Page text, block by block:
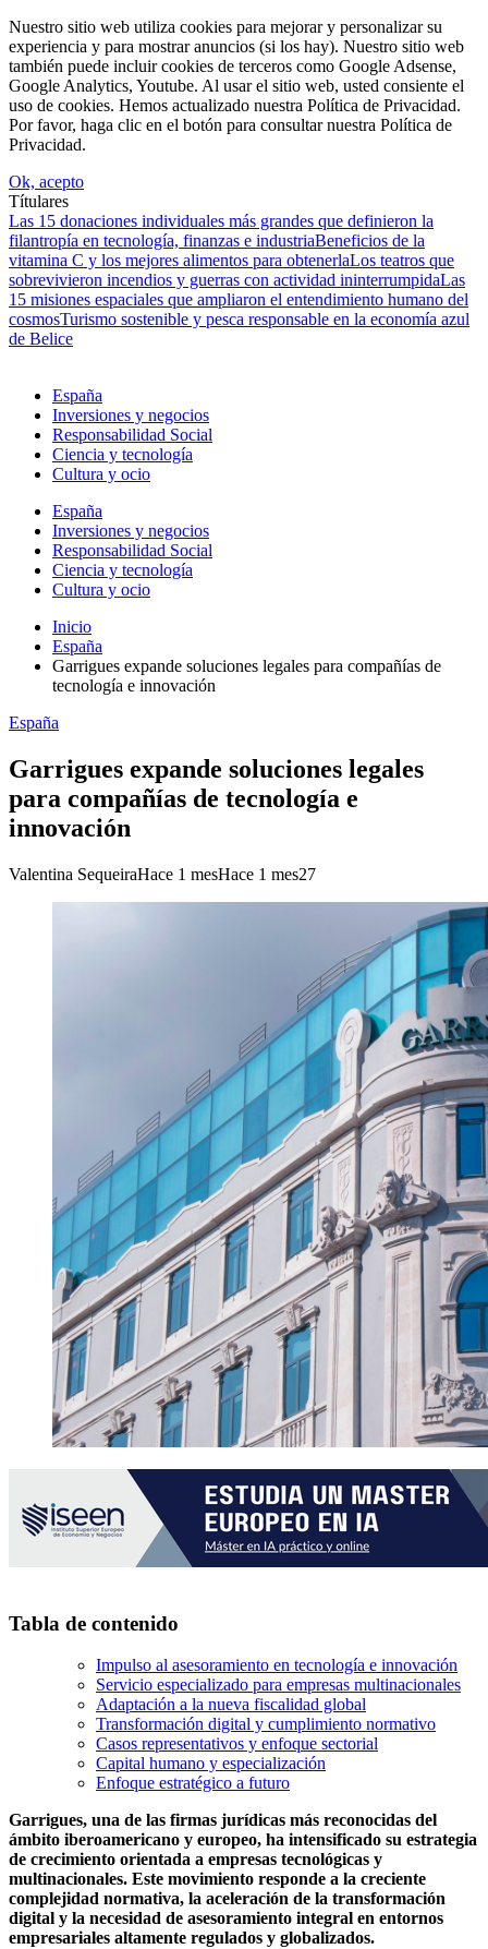
Nuestro sitio web utiliza cookies para mejorar y personalizar su
experiencia y para mostrar anuncios (si los hay). Nuestro sitio web
también puede incluir cookies de terceros como Google Adsense,
Google Analytics, Youtube. Al usar el sitio web, usted consiente el
uso de cookies. Hemos actualizado nuestra Política de Privacidad.
Por favor, haga clic en el botón para consultar nuestra Política de
Privacidad.
Ok, acepto
Títulares
Las 15 donaciones individuales más grandes que definieron la
filantropía en tecnología, finanzas e industriaBeneficios de la
vitamina C y los mejores alimentos para obtenerlaLos teatros que
sobrevivieron incendios y guerras con actividad ininterrumpidaLas
15 misiones espaciales que ampliaron el entendimiento humano del
cosmosTurismo sostenible y pesca responsable en la economía azul
de Belice
España
Inversiones y negocios
Responsabilidad Social
Ciencia y tecnología
Cultura y ocio
España
Inversiones y negocios
Responsabilidad Social
Ciencia y tecnología
Cultura y ocio
Inicio
España
Garrigues expande soluciones legales para compañías de
tecnología e innovación
España
Garrigues expande soluciones legales
para compañías de tecnología e
innovación
Valentina SequeiraHace 1 mesHace 1 mes27
Tabla de contenido
Impulso al asesoramiento en tecnología e innovación
Servicio especializado para empresas multinacionales
Adaptación a la nueva fiscalidad global
Transformación digital y cumplimiento normativo
Casos representativos y enfoque sectorial
Capital humano y especialización
Enfoque estratégico a futuro
Garrigues, una de las firmas jurídicas más reconocidas del
ámbito iberoamericano y europeo, ha intensificado su estrategia
de crecimiento orientada a empresas tecnológicas y
multinacionales. Este movimiento responde a la creciente
complejidad normativa, la aceleración de la transformación
digital y la necesidad de asesoramiento integral en entornos
empresariales altamente regulados y globalizados.